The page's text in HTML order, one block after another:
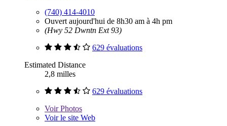
(740) 414-4010
Ouvert aujourd'hui de 8h30 am à 4h pm
(Hwy 52 Dwntn Ext 93)
629 évaluations
Estimated Distance
2,8 milles
629 évaluations
VoirPhotos
Voir le site Web